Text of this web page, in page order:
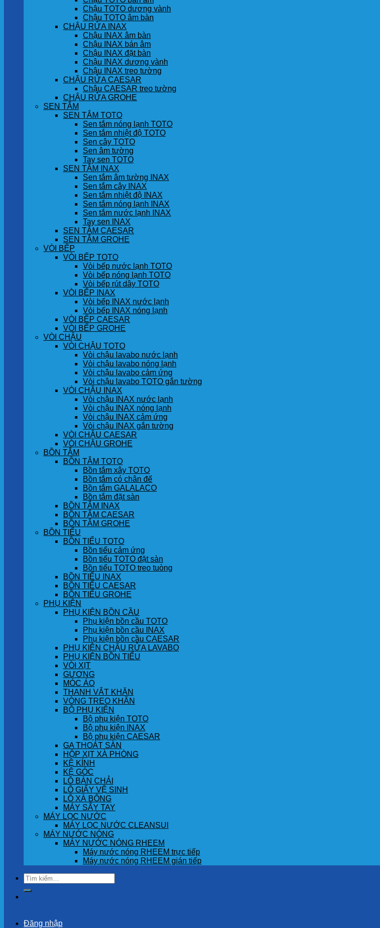
Chậu TOTO dương vành
Chậu TOTO âm bàn
CHẬU RỬA INAX
Chậu INAX âm bàn
Chậu INAX bán âm
Chậu INAX đặt bàn
Chậu INAX dương vành
Chậu INAX treo tường
CHẬU RỬA CAESAR
Chậu CAESAR treo tường
CHẬU RỬA GROHE
SEN TẮM
SEN TẮM TOTO
Sen tắm nóng lạnh TOTO
Sen tắm nhiệt độ TOTO
Sen cây TOTO
Sen âm tường
Tay sen TOTO
SEN TẮM INAX
Sen tắm âm tường INAX
Sen tắm cây INAX
Sen tắm nhiệt độ INAX
Sen tắm nóng lạnh INAX
Sen tắm nước lạnh INAX
Tay sen INAX
SEN TẮM CAESAR
SEN TẮM GROHE
VÒI BẾP
VÒI BẾP TOTO
Vòi bếp nước lạnh TOTO
Vòi bếp nóng lạnh TOTO
Vòi bếp rút dây TOTO
VÒI BẾP INAX
Vòi bếp INAX nước lạnh
Vòi bếp INAX nóng lạnh
VÒI BẾP CAESAR
VÒI BẾP GROHE
VÒI CHẬU
VÒI CHẬU TOTO
Vòi chậu lavabo nước lạnh
Vòi chậu lavabo nóng lạnh
Vòi chậu lavabo cảm ứng
Vòi chậu lavabo TOTO gắn tường
VÒI CHẬU INAX
Vòi chậu INAX nước lạnh
Vòi chậu INAX nóng lạnh
Vòi chậu INAX cảm ứng
Vòi chậu INAX gắn tường
VÒI CHẬU CAESAR
VÒI CHẬU GROHE
BỒN TẮM
BỒN TẮM TOTO
Bồn tắm xây TOTO
Bồn tắm có chân đế
Bồn tắm GALALACO
Bồn tắm đặt sàn
BỒN TẮM INAX
BỒN TẮM CAESAR
BỒN TẮM GROHE
BỒN TIỂU
BỒN TIỂU TOTO
Bồn tiểu cảm ứng
Bồn tiểu TOTO đặt sàn
Bồn tiểu TOTO treo tuòng
BỒN TIỂU INAX
BỒN TIỂU CAESAR
BỒN TIỂU GROHE
PHỤ KIỆN
PHỤ KIỆN BỒN CẦU
Phụ kiện bồn cầu TOTO
Phụ kiện bồn cầu INAX
Phụ kiện bồn cầu CAESAR
PHỤ KIỆN CHẬU RỬA LAVABO
PHỤ KIỆN BỒN TIỂU
VÒI XỊT
GƯƠNG
MÓC ÁO
THANH VẮT KHĂN
VÒNG TREO KHĂN
BỘ PHỤ KIỆN
Bộ phụ kiện TOTO
Bộ phụ kiện INAX
Bộ phụ kiện CAESAR
GA THOÁT SÀN
HỘP XỊT XÀ PHÒNG
KỆ KÍNH
KỆ GÓC
LÔ BÀN CHẢI
LÔ GIẤY VỆ SINH
LÔ XÀ BÔNG
MÁY SẤY TAY
MÁY LỌC NƯỚC
MÁY LỌC NƯỚC CLEANSUI
MÁY NƯỚC NÓNG
MÁY NƯỚC NÓNG RHEEM
Máy nước nóng RHEEM trực tiếp
Máy nước nóng RHEEM gián tiếp
Tìm
kiếm:
Đăng nhập